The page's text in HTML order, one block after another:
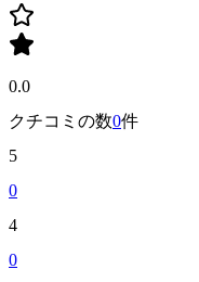
0.0
クチコミの数0件
5
0
4
0